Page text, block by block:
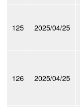
125 2025/04/25
126 2025/04/25